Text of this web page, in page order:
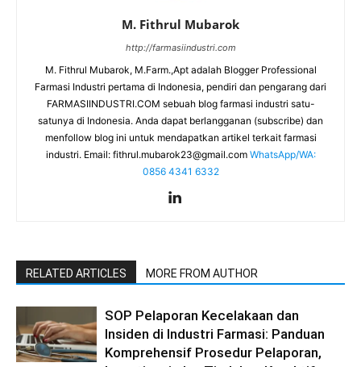
M. Fithrul Mubarok
http://farmasiindustri.com
M. Fithrul Mubarok, M.Farm.,Apt adalah Blogger Professional
Farmasi Industri pertama di Indonesia, pendiri dan pengarang dari
FARMASIINDUSTRI.COM sebuah blog farmasi industri satu-
satunya di Indonesia. Anda dapat berlangganan (subscribe) dan
menfollow blog ini untuk mendapatkan artikel terkait farmasi
industri. Email: fithrul.mubarok23@gmail.com WhatsApp/WA:
0856 4341 6332
RELATED ARTICLES MORE FROM AUTHOR
SOP Pelaporan Kecelakaan dan
Insiden di Industri Farmasi: Panduan
Komprehensif Prosedur Pelaporan,